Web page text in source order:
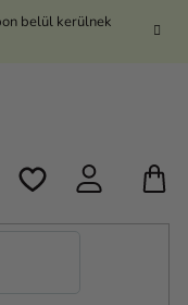
belül kerülnek